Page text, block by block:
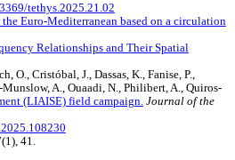
tethys.2025.21.02
Euro-Mediterranean based on a circulation
Relationships and Their Spatial
O., Cristóbal, J., Dassas, K., Fanise, P.,
A., Ouaadi, N., Philibert, A., Quiros-
(LIAISE) field campaign. Journal of the
41.